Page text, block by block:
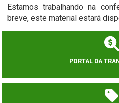
Estamos trabalhando na
breve, este material estará
PORTAL DA